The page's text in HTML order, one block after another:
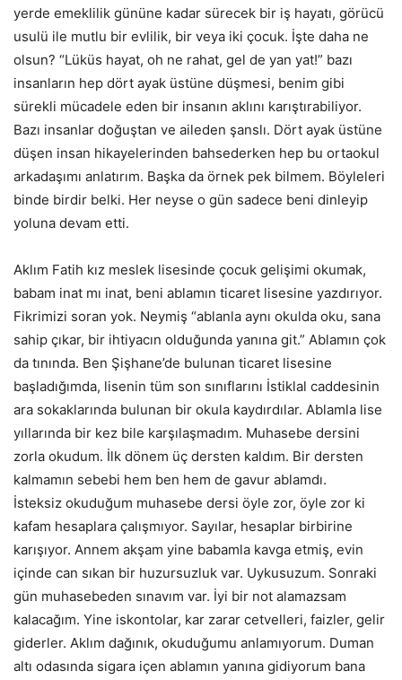
yerde emeklilik gününe kadar sürecek bir iş hayatı, görücü
usulü ile mutlu bir evlilik, bir veya iki çocuk. İşte daha ne
olsun? “Lüküs hayat, oh ne rahat, gel de yan yat!” bazı
insanların hep dört ayak üstüne düşmesi, benim gibi
sürekli mücadele eden bir insanın aklını karıştırabiliyor.
Bazı insanlar doğuştan ve aileden şanslı. Dört ayak üstüne
düşen insan hikayelerinden bahsederken hep bu ortaokul
arkadaşımı anlatırım. Başka da örnek pek bilmem. Böyleleri
binde birdir belki. Her neyse o gün sadece beni dinleyip
yoluna devam etti.
Aklım Fatih kız meslek lisesinde çocuk gelişimi okumak,
babam inat mı inat, beni ablamın ticaret lisesine yazdırıyor.
Fikrimizi soran yok. Neymiş “ablanla aynı okulda oku, sana
sahip çıkar, bir ihtiyacın olduğunda yanına git.” Ablamın çok
da tınında. Ben Şişhane’de bulunan ticaret lisesine
başladığımda, lisenin tüm son sınıflarını İstiklal caddesinin
ara sokaklarında bulunan bir okula kaydırdılar. Ablamla lise
yıllarında bir kez bile karşılaşmadım. Muhasebe dersini
zorla okudum. İlk dönem üç dersten kaldım. Bir dersten
kalmamın sebebi hem ben hem de gavur ablamdı.
İsteksiz okuduğum muhasebe dersi öyle zor, öyle zor ki
kafam hesaplara çalışmıyor. Sayılar, hesaplar birbirine
karışıyor. Annem akşam yine babamla kavga etmiş, evin
içinde can sıkan bir huzursuzluk var. Uykusuzum. Sonraki
gün muhasebeden sınavım var. İyi bir not alamazsam
kalacağım. Yine iskontolar, kar zarar cetvelleri, faizler, gelir
giderler. Aklım dağınık, okuduğumu anlamıyorum. Duman
altı odasında sigara içen ablamın yanına gidiyorum bana